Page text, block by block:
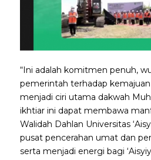
“Ini adalah komitmen penuh,
pemerintah terhadap
menjadi ciri utama dakwah
ikhtiar ini dapat membawa
Walidah Dahlan Universitas
pusat pencerahan umat dan
serta menjadi energi bagi